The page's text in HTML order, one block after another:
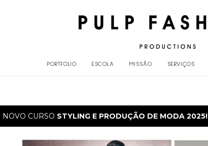
PORTFOLIO ESCOLA MISSÃO SERVIÇOS
NOVO CURSO STYLING E PRODUÇÃO DE MODA 2025!